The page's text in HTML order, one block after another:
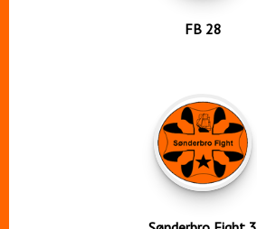
FB 28